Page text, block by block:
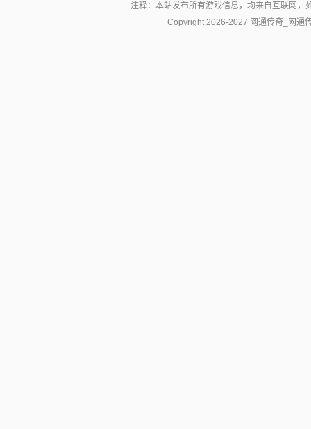
注释：本站发布所有游戏信息，均来自互联网
Copyright 2026-2027 网通传奇_网通